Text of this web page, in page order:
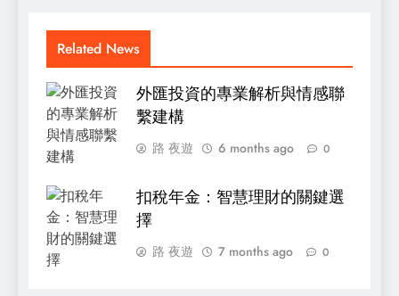
Related News
外匯投資的專業解析與情感聯
繫建構
路 夜遊 6 months ago 0
扣稅年金：智慧理財的關鍵選
擇
路 夜遊 7 months ago 0